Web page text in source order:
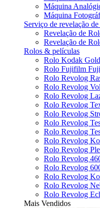
Máquina
Máquina
Serviço de revelação
Revelação de
Revelação de
Rolos & películas
Rolo Kodak
Rolo Fujifilm
Rolo Revolog
Rolo Revolog
Rolo Revolog
Rolo Revolog
Rolo Revolog
Rolo Revolog
Rolo Revolog
Rolo Revolog
Rolo Revolog
Rolo Revolog
Rolo Revolog
Rolo Revolog
Rolo Revolog
Rolo Revolog
Mais Vendidos